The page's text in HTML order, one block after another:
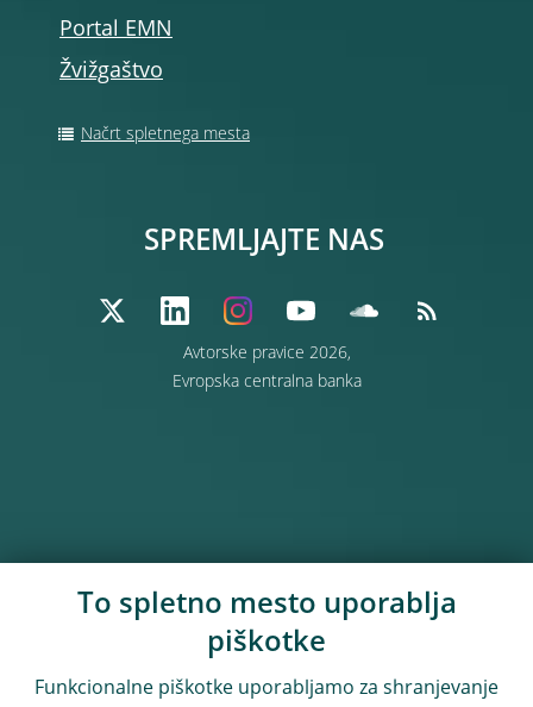
Portal EMN
Žvižgaštvo
Načrt spletnega mesta
Avtorske pravice 2026,
Evropska centralna banka
SPREMLJAJTE NAS
To spletno mesto uporablja
piškotke
Funkcionalne piškotke uporabljamo za shranjevanje